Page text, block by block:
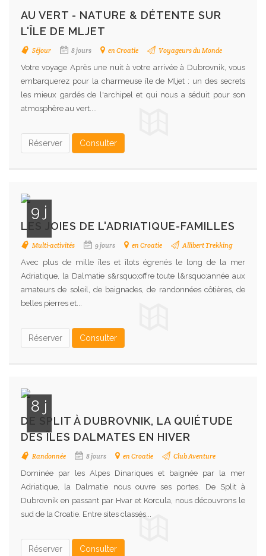
AU VERT - NATURE & DÉTENTE SUR
L'ÎLE DE MLJET
Séjour 8 jours en Croatie Voyageurs du Monde
Votre voyage Après une nuit à votre arrivée à Dubrovnik, vous
embarquerez pour la charmeuse île de Mljet : un des secrets
les mieux gardés de l'archipel et qui nous a séduit pour son
atmosphère au vert....
Réserver Consulter
9 j
LES JOIES DE L'ADRIATIQUE-FAMILLES
Multi-activités 9 jours en Croatie Allibert Trekking
Avec plus de mille îles et îlots égrenés le long de la mer
Adriatique, la Dalmatie s&rsquo;offre toute l&rsquo;année aux
amateurs de soleil, de baignades, de randonnées côtières, de
belles pierres et...
Réserver Consulter
8 j
DE SPLIT À DUBROVNIK, LA QUIÉTUDE
DES ÎLES DALMATES EN HIVER
Randonnée 8 jours en Croatie Club Aventure
Dominée par les Alpes Dinariques et baignée par la mer
Adriatique, la Dalmatie nous ouvre ses portes. De Split à
Dubrovnik en passant par Hvar et Korcula, nous découvrons le
sud de la Croatie. Entre sites classés...
Réserver Consulter